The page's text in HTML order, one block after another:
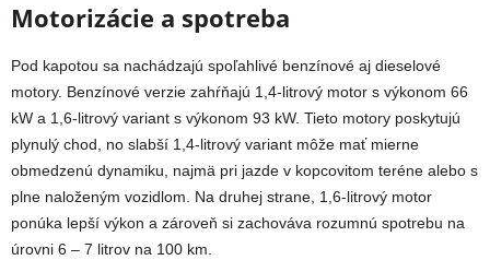
Motorizácie a spotreba
Pod kapotou sa nachádzajú spoľahlivé benzínové aj dieselové
motory. Benzínové verzie zahŕňajú 1,4-litrový motor s výkonom 66
kW a 1,6-litrový variant s výkonom 93 kW. Tieto motory poskytujú
plynulý chod, no slabší 1,4-litrový variant môže mať mierne
obmedzenú dynamiku, najmä pri jazde v kopcovitom teréne alebo s
plne naloženým vozidlom. Na druhej strane, 1,6-litrový motor
ponúka lepší výkon a zároveň si zachováva rozumnú spotrebu na
úrovni 6 – 7 litrov na 100 km.